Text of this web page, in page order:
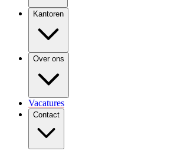
Kantoren
Over ons
Vacatures
Contact